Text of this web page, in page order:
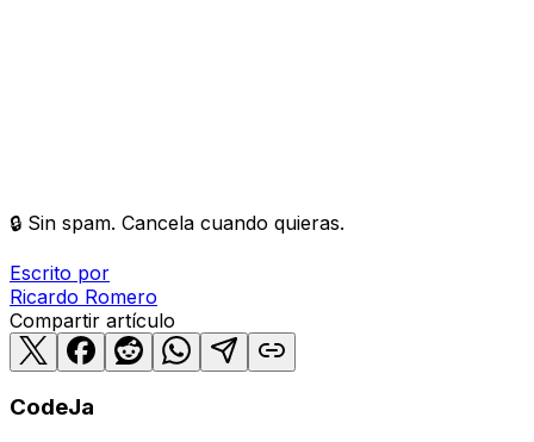
🔒 Sin spam. Cancela cuando quieras.
Escrito por
Ricardo Romero
Compartir artículo
CodeJa